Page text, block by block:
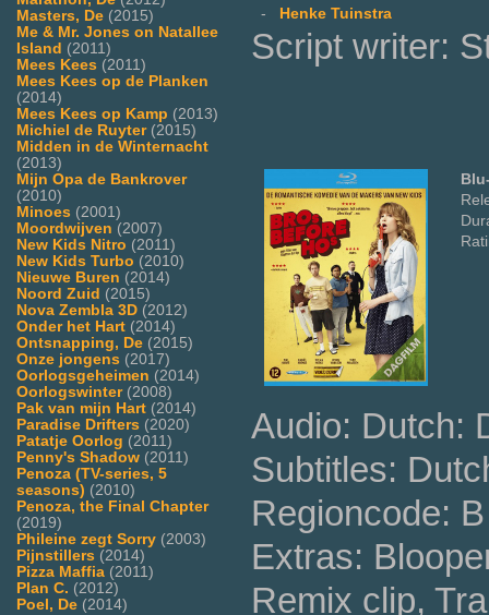
Masters, De (2015)
Me & Mr. Jones on Natallee
Island (2011)
Mees Kees (2011)
Mees Kees op de Planken
(2014)
Mees Kees op Kamp (2013)
Michiel de Ruyter(2015)
Midden in de Winternacht
(2013)
Mijn Opa de Bankrover
(2010)
Minoes (2001)
Moordwijven (2007)
New Kids Nitro (2011)
New Kids Turbo (2010)
Nieuwe Buren (2014)
Noord Zuid (2015)
Nova Zembla 3D (2012)
Onder het Hart (2014)
Ontsnapping, De (2015)
Onze jongens (2017)
Oorlogsgeheimen (2014)
Oorlogswinter(2008)
Pak van mijn Hart (2014)
Paradise Drifters (2020)
Patatje Oorlog (2011)
Penny's Shadow (2011)
Penoza (TV-series, 5
seasons) (2010)
Penoza, the Final Chapter
(2019)
Phileine zegt Sorry (2003)
Pijnstillers (2014)
Pizza Maffia (2011)
Plan C. (2012)
Poel, De (2014)
-
Henke Tuinstra
Script writer:
Audio: Dutch:
Subtitles:
Regioncode:
Extras:
Remix clip,